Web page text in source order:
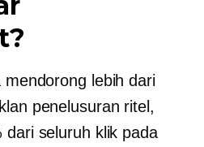
lebih dari
penelusuran ritel,
dari seluruh klik pada